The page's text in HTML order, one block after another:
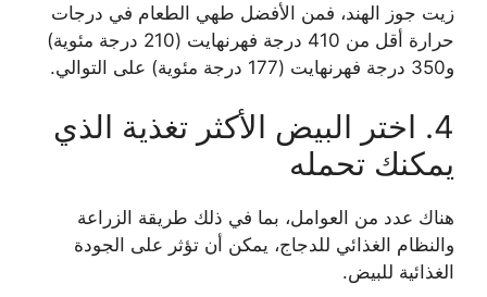
زيت جوز الهند، فمن الأفضل طهي الطعام في درجات
حرارة أقل من 410 درجة فهرنهايت (210 درجة مئوية)
و350 درجة فهرنهايت (177 درجة مئوية) على التوالي.
4. اختر البيض الأكثر تغذية الذي
يمكنك تحمله
هناك عدد من العوامل، بما في ذلك طريقة الزراعة
والنظام الغذائي للدجاج، يمكن أن تؤثر على الجودة
الغذائية للبيض.